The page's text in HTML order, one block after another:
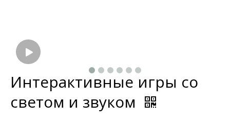
Интерактивные игры со
светом и звуком